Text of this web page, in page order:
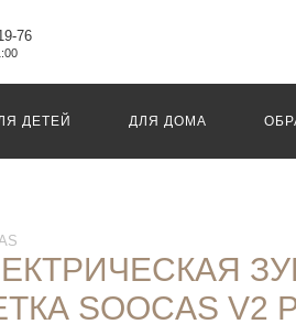
76
ДЕТЕЙ ДЛЯ ДОМА
SOOCAS V2